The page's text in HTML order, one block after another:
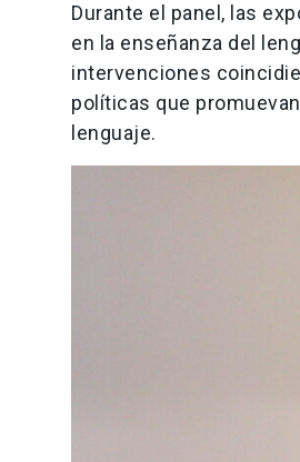
Durante el panel, las
en la enseñanza del
intervenciones
políticas que
lenguaje.